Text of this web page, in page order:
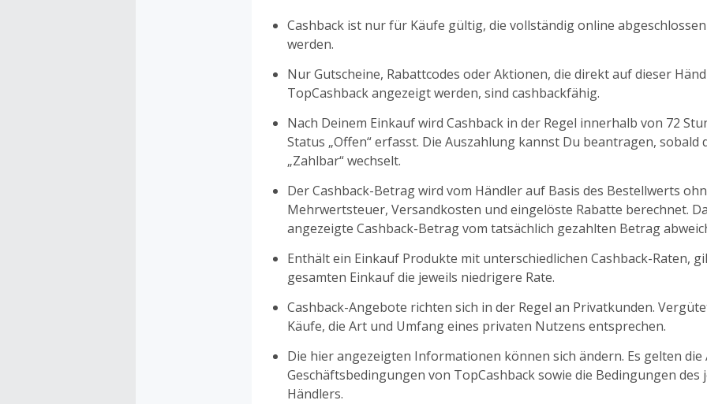
Cashback ist nur für Käufe gültig, die vollständig online
werden.
Nur Gutscheine, Rabattcodes oder Aktionen, die direkt auf dieser
TopCashback angezeigt werden, sind cashbackfähig.
Nach Deinem Einkauf wird Cashback in der Regel innerhalb von 72
Status „Offen“ erfasst. Die Auszahlung kannst Du beantragen, sobald
„Zahlbar“ wechselt.
Der Cashback-Betrag wird vom Händler auf Basis des Bestellwerts
Mehrwertsteuer, Versandkosten und eingelöste Rabatte berechnet.
angezeigte Cashback-Betrag vom tatsächlich gezahlten Betrag
Enthält ein Einkauf Produkte mit unterschiedlichen Cashback-Raten,
gesamten Einkauf die jeweils niedrigere Rate.
Cashback-Angebote richten sich in der Regel an Privatkunden.
Käufe, die Art und Umfang eines privaten Nutzens entsprechen.
Die hier angezeigten Informationen können sich ändern. Es gelten die
Geschäftsbedingungen von TopCashback sowie die Bedingungen des
Händlers.